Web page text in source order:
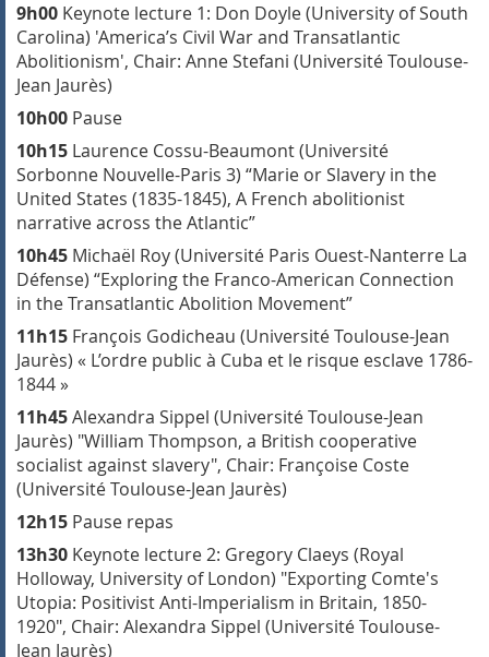
9h00 Keynote lecture 1: Don Doyle (University of South
Carolina) 'America’s Civil War and Transatlantic
Abolitionism', Chair: Anne Stefani (Université Toulouse-
Jean Jaurès)
10h00 Pause
10h15 Laurence Cossu-Beaumont (Université
Sorbonne Nouvelle-Paris 3) “Marie or Slavery in the
United States (1835-1845), A French abolitionist
narrative across the Atlantic”
10h45 Michaël Roy (Université Paris Ouest-Nanterre La
Défense) “Exploring the Franco-American Connection
in the Transatlantic Abolition Movement”
11h15 François Godicheau (Université Toulouse-Jean
Jaurès) « L’ordre public à Cuba et le risque esclave 1786-
1844»
11h45Alexandra Sippel (Université Toulouse-Jean
Jaurès) "William Thompson, a British cooperative
socialist against slavery", Chair: Françoise Coste
(Université Toulouse-Jean Jaurès)
12h15 Pause repas
13h30 Keynote lecture 2: Gregory Claeys (Royal
Holloway, University of London) "Exporting Comte's
Utopia: Positivist Anti-Imperialism in Britain, 1850-
1920", Chair: Alexandra Sippel (Université Toulouse-
Jean Jaurès)